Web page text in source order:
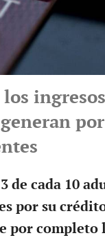
los
3 de cada 10
por su
por completo